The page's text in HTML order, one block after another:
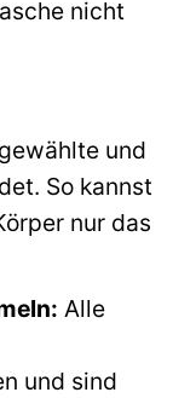
nicht
und
So kannst
nur das
Alle
und sind